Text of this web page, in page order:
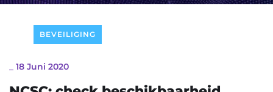
BEVEILIGING
18 Juni 2020